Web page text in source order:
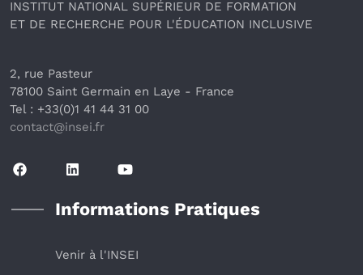
INSTITUT NATIONAL SUPÉRIEUR DE FORMATION
ET DE RECHERCHE POUR L'ÉDUCATION INCLUSIVE
2, rue Pasteur
78100 Saint Germain en Laye - France
Tel : +33(0)1 41 44 31 00
contact@insei.fr
Informations Pratiques
Venir à l'INSEI